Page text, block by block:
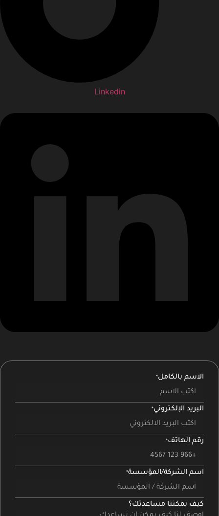
Linkedin
الاسم بالكامل
البريد الإلكتروني
رقم الهاتف
اسم الشركة/المؤسسة
كيف يمكننا مساعدتك؟